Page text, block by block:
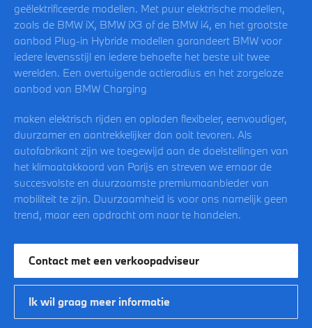
geëlektrificeerde modellen. Met puur elektrische modellen,
zoals de BMW iX, BMW iX3 of de BMW i4, en het grootste
aanbod Plug-in Hybride modellen garandeert BMW voor
iedere levensstijl en iedere behoefte het beste uit twee
werelden. Een overtuigende actieradius en het zorgeloze
aanbod van BMW Charging
maken elektrisch rijden en opladen flexibeler, eenvoudiger,
duurzamer en aantrekkelijker dan ooit tevoren. Als
autofabrikant zijn we toegewijd aan de doelstellingen van
het klimaatakkoord van Parijs en streven we ernaar de
succesvolste en duurzaamste premiumaanbieder van
mobiliteit te zijn. Duurzaamheid is voor ons namelijk geen
trend, maar een opdracht om naar te handelen.
Contact met een verkoopadviseur
Ik wil graag meer informatie